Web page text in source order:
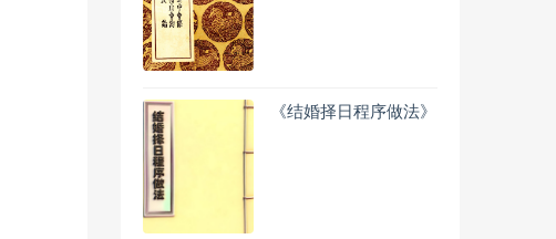
《结婚择日程序做法》